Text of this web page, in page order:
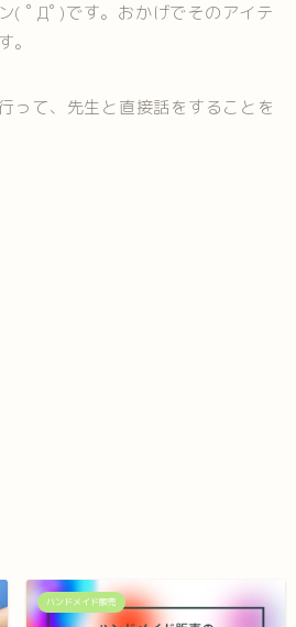
( ﾟДﾟ)です。おかげでそのアイテ
って、先生と直接話をすることを
ハンドメイド販売